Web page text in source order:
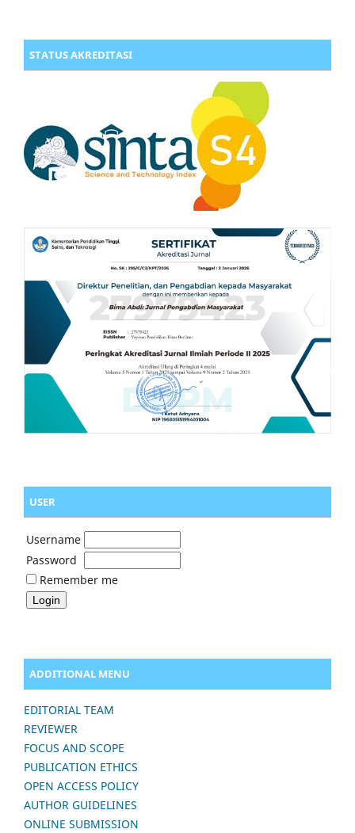
STATUS AKREDITASI
USER
Username
Password
Remember me
ADDITIONAL MENU
EDITORIAL TEAM
REVIEWER
FOCUS AND SCOPE
PUBLICATION ETHICS
OPEN ACCESS POLICY
AUTHOR GUIDELINES
ONLINE SUBMISSION